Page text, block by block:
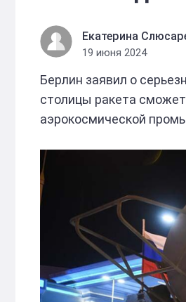
Екатерина
19 июня 2024
Берлин заявил о
столицы ракета сможет
аэрокосмической